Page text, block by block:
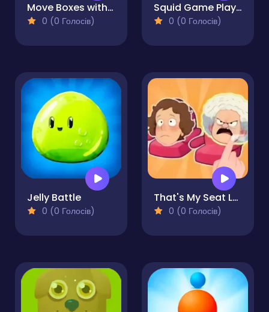
Move Boxes with Cat
0 (0 Голосів)
Squid Game Player 456 Sliding
0 (0 Голосів)
Jelly Battle
0 (0 Голосів)
That's My Seat Logic Puzzle
0 (0 Голосів)